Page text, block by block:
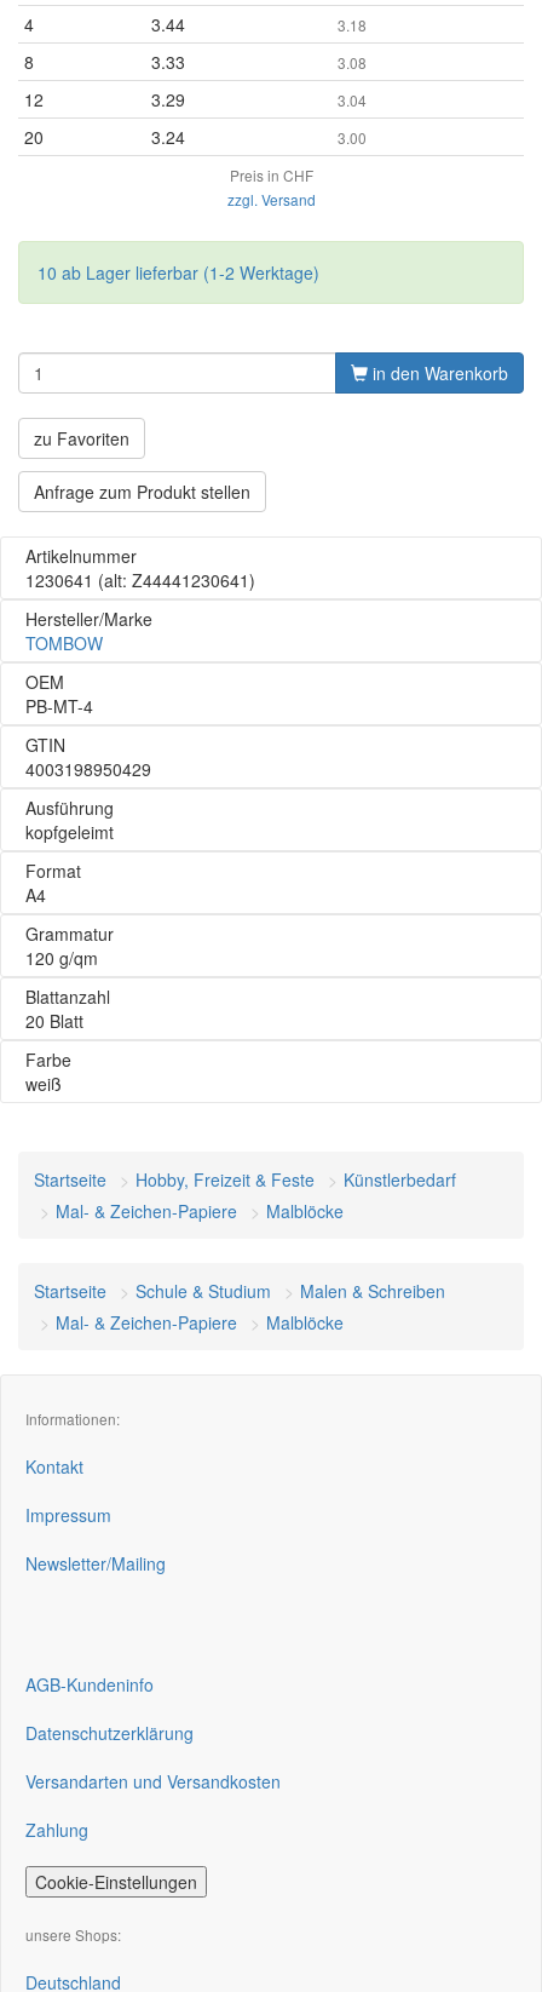
4 3.44 3.18
8 3.33 3.08
12 3.29 3.04
20 3.24
3.00
Preis in CHF
zzgl. Versand
10 ab Lager lieferbar (1-2 Werktage)
in den Warenkorb
zu Favoriten
Anfrage zum Produkt stellen
Artikelnummer
1230641 (alt: Z44441230641)
Hersteller/Marke
TOMBOW
OEM
PB-MT-4
GTIN
4003198950429
Ausführung
kopfgeleimt
Format
A4
Grammatur
120 g/qm
Blattanzahl
20 Blatt
Farbe
weiß
Startseite Hobby, Freizeit & Feste
Künstlerbedarf
Mal- & Zeichen-Papiere
Malblöcke
Startseite Schule & Studium
Malen & Schreiben
Mal- & Zeichen-Papiere
Malblöcke
Informationen:
Kontakt
Impressum
Newsletter/Mailing
AGB-Kundeninfo
Datenschutzerklärung
Versandarten und Versandkosten
Zahlung
Cookie-Einstellungen
unsere Shops:
Deutschland